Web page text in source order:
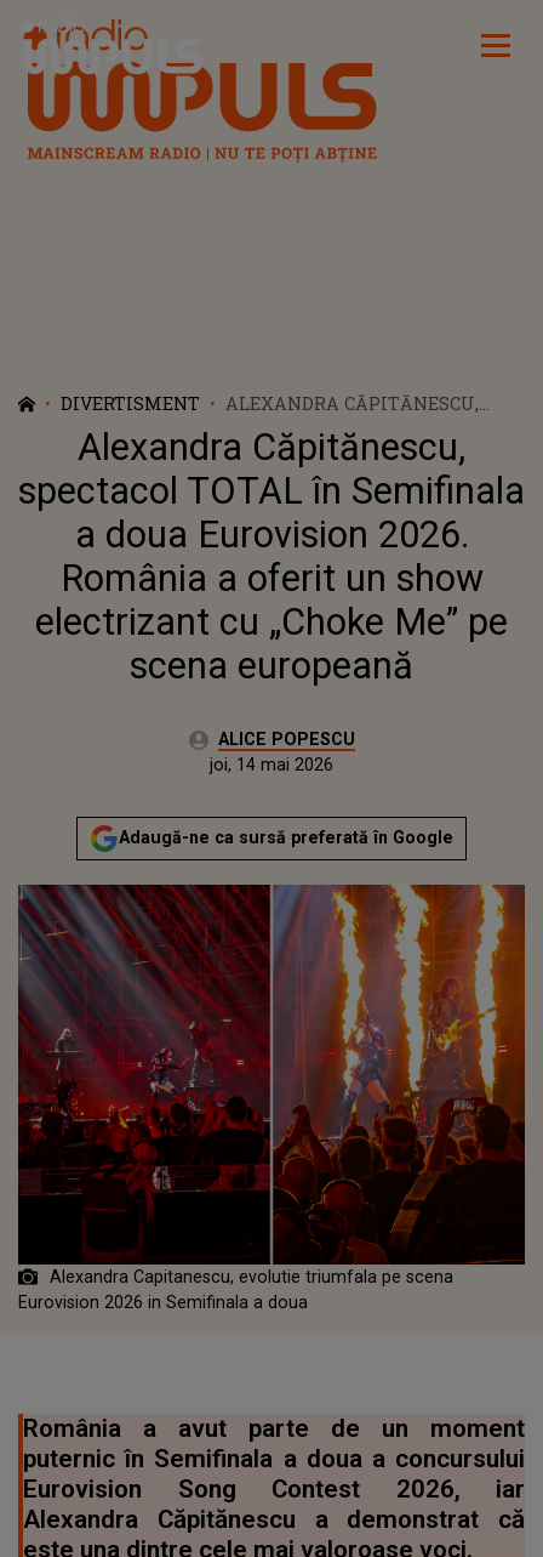
Radio Impuls
DIVERTISMENT
ALEXANDRA CĂPITĂNESCU,
SPECTACOL TOTAL ÎN
SEMIFINALA A DOUA
EUROVISION 2026. ROMÂNIA A
OFERIT UN SHOW ELECTRIZANT
CU „CHOKE ME” PE SCENA
EUROPEANĂ
Alexandra Căpitănescu,
spectacol TOTAL în Semifinala
a doua Eurovision 2026.
România a oferit un show
electrizant cu „Choke Me” pe
scena europeană
Autor:ALICE POPESCU
Actualizat:
joi, 14 mai 2026
Adaugă-ne ca sursă preferată în Google
Alexandra Capitanescu, evolutie triumfala pe scena
Eurovision 2026 in Semifinala a doua
România a avut parte de un moment
puternic în Semifinala a doua a concursului
Eurovision Song Contest 2026, iar
Alexandra Căpitănescu a demonstrat că
este una dintre cele mai valoroase voci.